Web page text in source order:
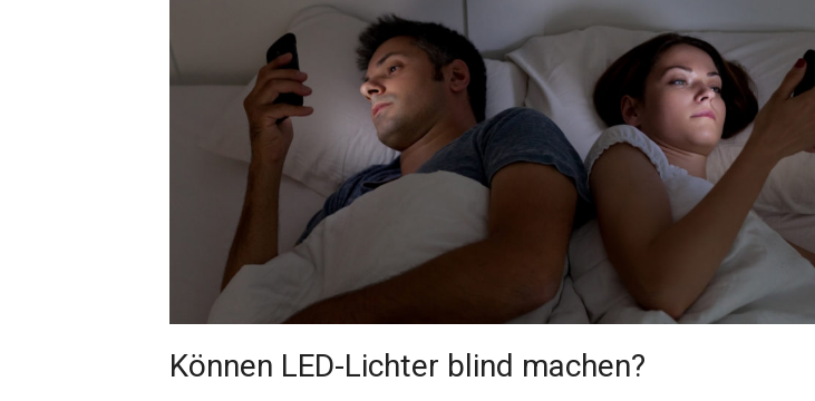
Können LED-Lichter blind machen?